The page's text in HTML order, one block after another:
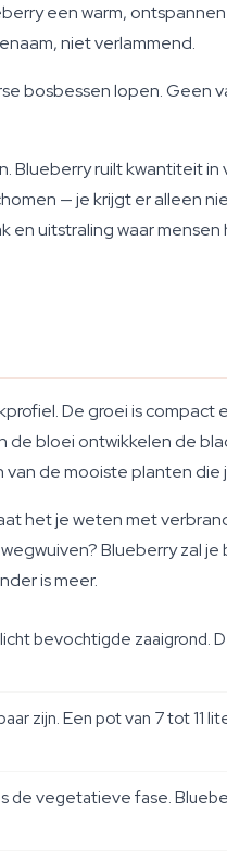
een warm,
niet verlammend.
bosbessen lopen.
ruilt kwantiteit in
— je krijgt er alleen
en uitstraling waar
De groei is
bloei ontwikkelen de
de mooiste planten die
het je weten met
Blueberry zal je
is meer.
bevochtigde zaaigrond.
zijn. Een pot van 7 tot 11
de vegetatieve fase.